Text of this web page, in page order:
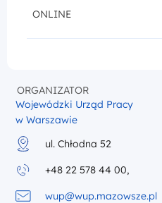
ONLINE
ORGANIZATOR
Wojewódzki Urząd Pracy
w Warszawie
ul. Chłodna 52
+48 22 578 44 00,
wup@wup.mazowsze.pl